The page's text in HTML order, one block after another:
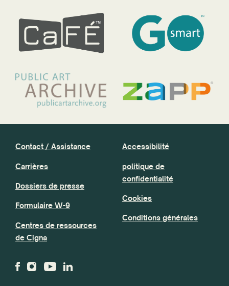
Contact / Assistance
Carrières
Dossiers de presse
Formulaire W-9
Centres de ressources
de Cigna
Accessibilité
politique de
confidentialité
Cookies
Conditions générales